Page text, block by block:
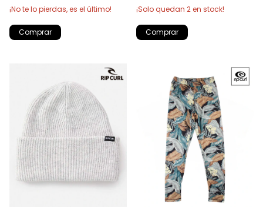
¡No te lo pierdas, es el último!
Comprar
¡Solo quedan 2en stock!